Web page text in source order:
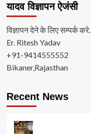
यादव विज्ञापन ऐजंसी
विज्ञापन देने के लिए सम्पर्क करे.
Er. Ritesh Yadav
+91-9414555552
Bikaner,Rajasthan
Recent News